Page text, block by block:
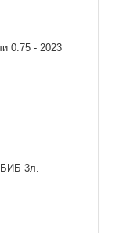
0.75 - 2023
БИБ 3л.